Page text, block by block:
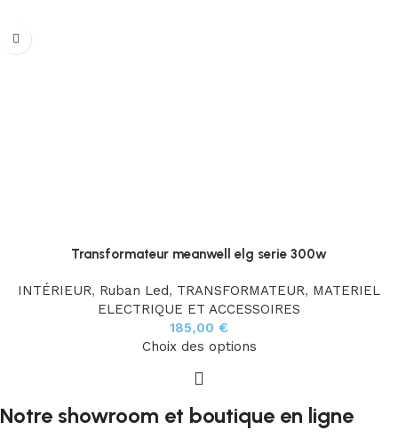
Transformateur meanwell elg serie 300w
INTÉRIEUR, Ruban Led, TRANSFORMATEUR, MATERIEL
ELECTRIQUE ET ACCESSOIRES
185,00 €
Choix des options
Notre showroom et boutique en ligne